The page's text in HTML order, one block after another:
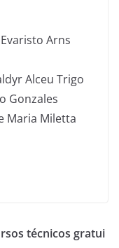
Arns
Alceu Trigo
Gonzales
Maria Miletta
técnicos gratui